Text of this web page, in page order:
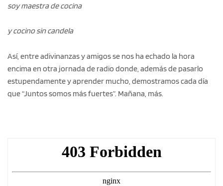
soy maestra de cocina
y cocino sin candela
Así, entre adivinanzas y amigos se nos ha echado la hora
encima en otra jornada de radio donde, además de pasarlo
estupendamente y aprender mucho, demostramos cada día
que “Juntos somos más fuertes”. Mañana, más.